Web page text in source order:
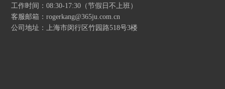
工作时间：08:30-17:30（节假日不上班）
客服邮箱：rogerkang@365ju.com.cn
公司地址：上海市闵行区竹园路518号3楼